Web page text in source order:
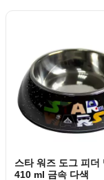
스타 워즈 도그 피더
410 ml 금속 다색